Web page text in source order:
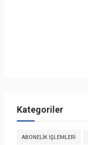
Kategoriler
ABONELIK İŞLEMLERI